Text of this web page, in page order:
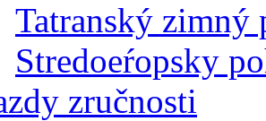
Tatranský zimný
Stredoeŕopsky
zručnosti